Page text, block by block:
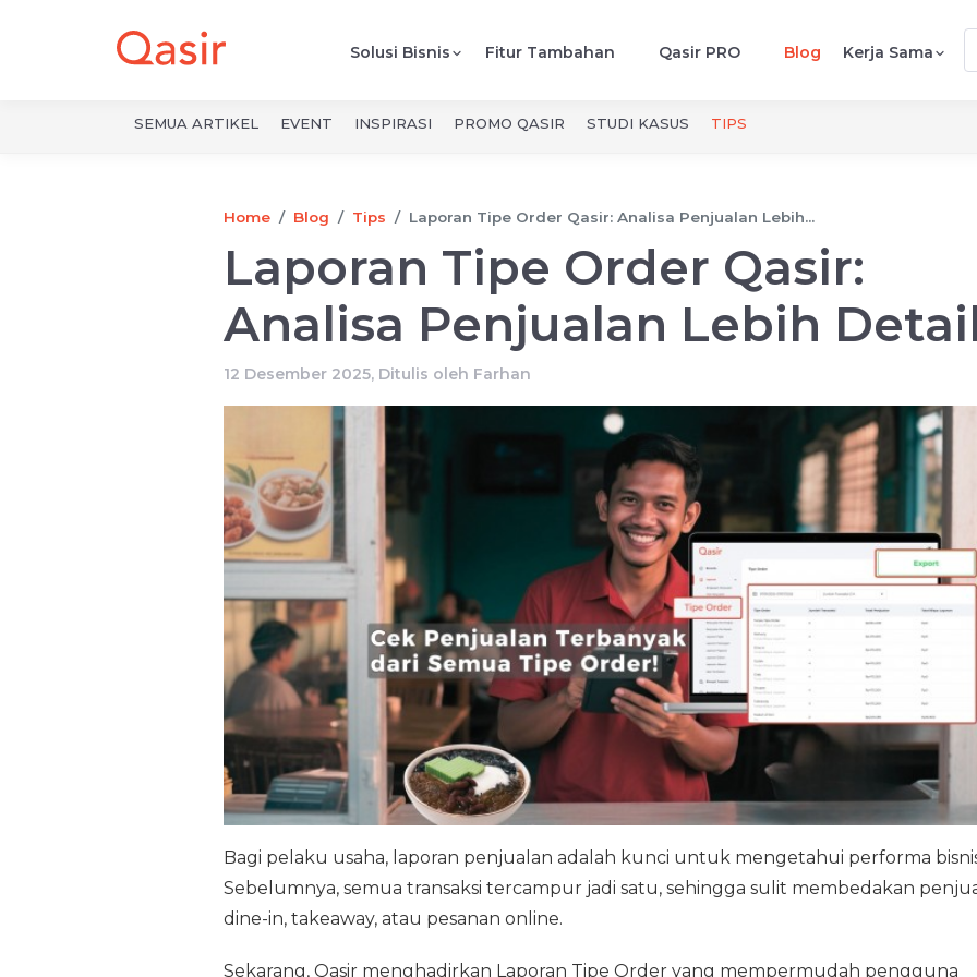
Solusi Bisnis Fitur Tambahan Qasir PRO Blog Kerja Sama
SEMUA ARTIKEL EVENT INSPIRASI PROMO QASIR STUDI KASUS TIPS
Home Blog Tips Laporan Tipe Order Qasir: Analisa Penjualan Lebih...
Laporan Tipe Order Qasir:
Analisa Penjualan Lebih
12 Desember 2025, Ditulis oleh Farhan
Bagi pelaku usaha, laporan penjualan adalah kunci untuk mengetahui performa
Sebelumnya, semua transaksi tercampur jadi satu, sehingga sulit membedakan
dine-in, takeaway, atau pesanan online.
Sekarang, Qasir menghadirkan Laporan Tipe Order yang mempermudah pengguna